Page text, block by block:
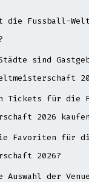
die Fussball-
sind
Tickets für die
2026
Favoriten für
2026?
Auswahl der